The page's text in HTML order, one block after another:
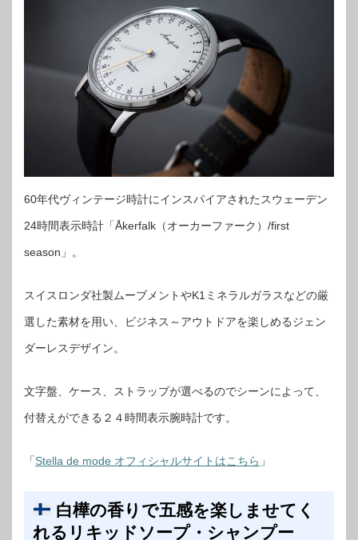
60年代ヴィンテージ時計にインスパイアされたスウェーデン
24時間表示時計「Åkerfalk（オーカーファーク）/first
season」。
スイスロンダ社製ムーブメントやK1ミネラルガラスなどの厳
選した素材を用い、ビジネス～アウトドアを楽しめるジェン
ダーレスデザイン。
文字盤、ケース、ストラップが選べるのでシーンによって、
付替えができる２４時間表示腕時計です。
「Stella de mode オフィシャルサイトはこちら 」
白樺の香りで五感を楽しませてく
れるリキッドソープ・シャンプー